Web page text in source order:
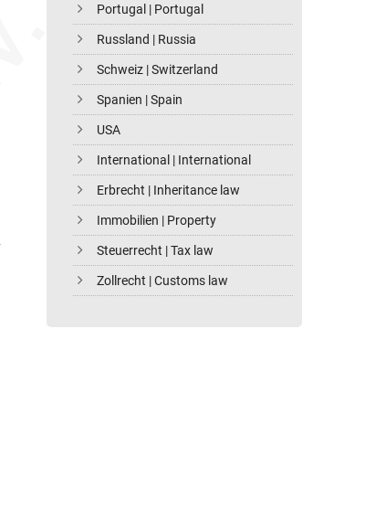
Portugal | Portugal
Russland | Russia
Schweiz | Switzerland
Spanien | Spain
USA
International | International
Erbrecht | Inheritance law
Immobilien | Property
Steuerrecht | Tax law
Zollrecht | Customs law